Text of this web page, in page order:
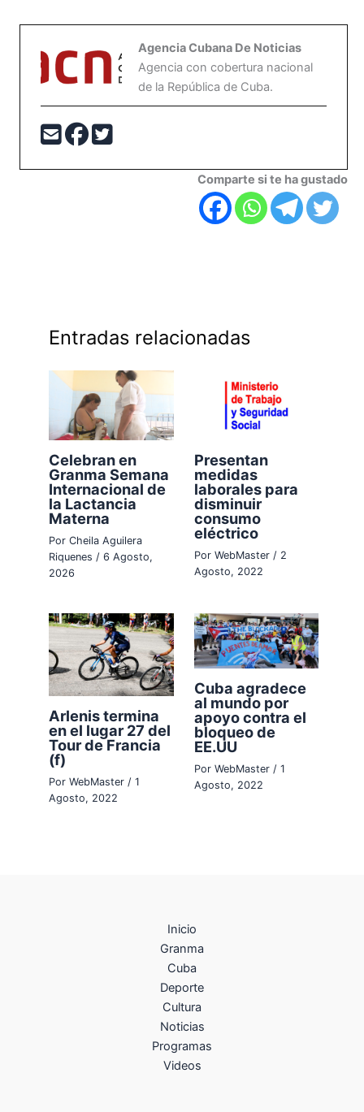
Agencia Cubana De Noticias
Agencia con cobertura nacional
de la República de Cuba.
Comparte si te ha gustado
Entradas relacionadas
Celebran en
Granma Semana
Internacional de
la Lactancia
Materna
PorCheila Aguilera
Riquenes /6 Agosto,
2026
Presentan
medidas
laborales para
disminuir
consumo
eléctrico
Por WebMaster / 2
Agosto, 2022
Arlenis termina
en el lugar 27 del
Tour de Francia
(f)
PorWebMaster /1
Agosto, 2022
Cuba agradece
al mundo por
apoyo contra el
bloqueo de
EE.UU
Por WebMaster / 1
Agosto, 2022
Inicio
Granma
Cuba
Deporte
Cultura
Noticias
Programas
Videos